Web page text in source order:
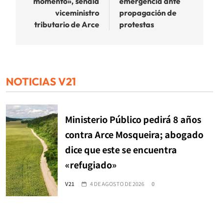
viceministro
tributario de Arce
propagación de
protestas
NOTICIAS V21
Ministerio Público pedirá 8 años
contra Arce Mosqueira; abogado
dice que este se encuentra
«refugiado»
V21 4 DE AGOSTO DE 2026 0